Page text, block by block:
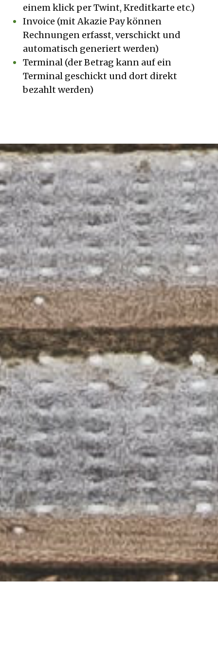
einem klick per Twint, Kreditkarte etc.)
Invoice (mit Akazie Pay können
Rechnungen erfasst, verschickt und
automatisch generiert werden)
Terminal (der Betrag kann auf ein
Terminal geschickt und dort direkt
bezahlt werden)